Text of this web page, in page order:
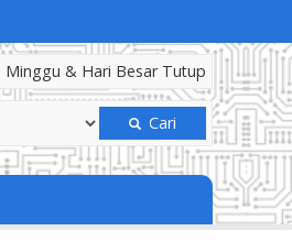
Minggu & Hari Besar Tutup
Cari